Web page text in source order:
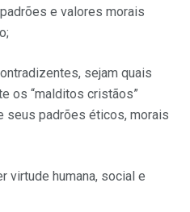
e valores morais
sejam quais
os “malditos cristãos”
seus padrões éticos, morais
virtude humana, social e